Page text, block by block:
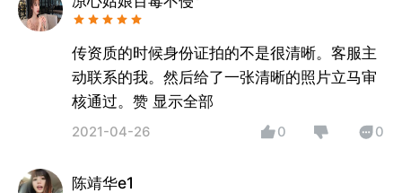
传资质的时候身份证拍的不是很清晰。客服主
动联系的我。然后给了一张清晰的照片立马审
核通过。赞 显示全部
2021-04-26 0 0
陈靖华e1